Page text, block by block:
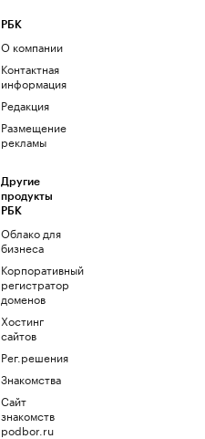
РБК
О компании
Контактная
информация
Редакция
Размещение
рекламы
Другие
продукты
РБК
Облако для
бизнеса
Корпоративный
регистратор
доменов
Хостинг
сайтов
Рег.решения
Знакомства
Сайт
знакомств
podbor.ru